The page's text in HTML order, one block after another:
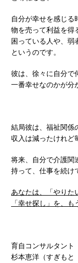
自分が幸せを感じる
物を売って利益を得
困っている人や、弱
というのです。
彼は、徐々に自分で
一番幸せなのかが分
結局彼は、福祉関係
収入は減ったけれど
将来、自分で介護関
持って、仕事を続け
あなたは、「やりた
「幸せ探し」を、
育自コンサルタント
杉本恵洋（すぎもと